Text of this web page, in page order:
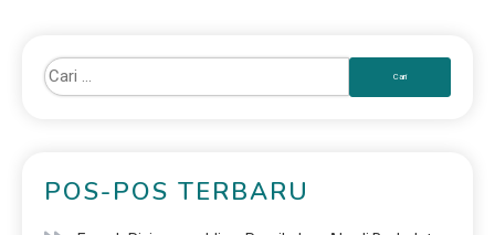
POS-POS TERBARU